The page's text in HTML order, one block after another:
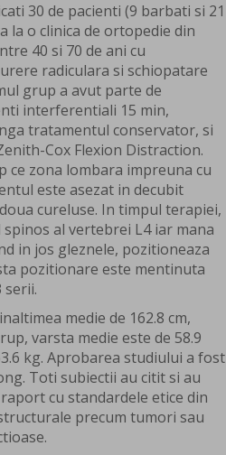
30 de pacienti (9 barbati si 21
la o clinica de ortopedie din
40 si 70 de ani cu
radiculara si schiopatare
grup a avut parte de
interferentiali 15 min,
tratamentul conservator, si
Cox Flexion Distraction.
ce zona lombara impreuna cu
este asezat in decubit
cureluse. In timpul terapiei,
al vertebrei L4 iar mana
in jos gleznele, pozitioneaza
pozitionare este mentinuta
serii.
medie de 162.8 cm,
varsta medie este de 58.9
kg. Aprobarea studiului a fost
Toti subiectii au citit si au
cu standardele etice din
precum tumori sau